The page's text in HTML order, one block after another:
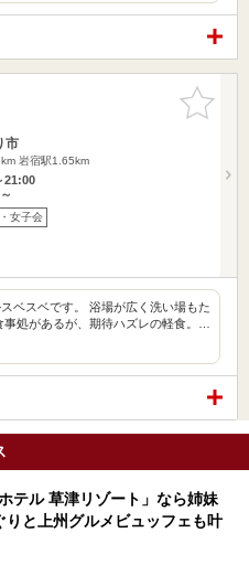
お気に入
りに追加
市
岩宿駅1.65km
21:00
女子会
ベスベです。 浴場が広く洗い場もた
事処があるが、期待ハズレの軽食。…
テル 草津リゾート」なら姉妹
りと上州グルメビュッフェも叶